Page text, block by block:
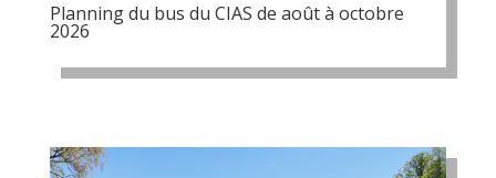
Planning du bus du CIAS de août à octobre
2026